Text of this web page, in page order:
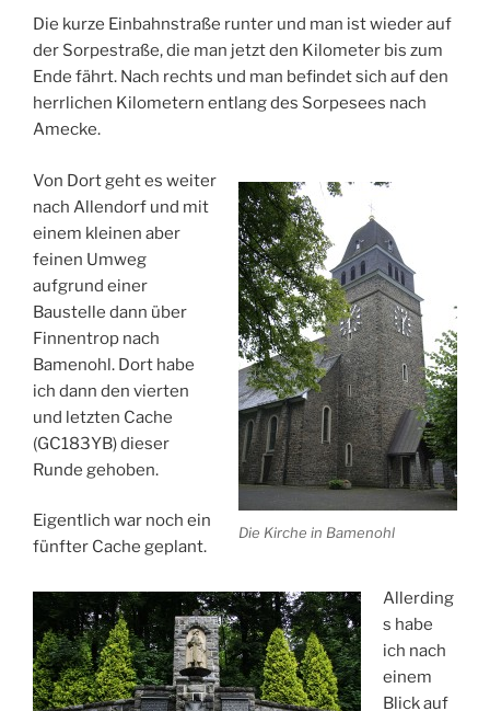
Die kurze Einbahnstraße runter und man ist wieder auf
der Sorpestraße, die man jetzt den Kilometer bis zum
Ende fährt. Nach rechts und man befindet sich auf den
herrlichen Kilometern entlang des Sorpesees nach
Amecke.
Die Kirche in Bamenohl
Von Dort geht es weiter
nach Allendorf und mit
einem kleinen aber
feinen Umweg
aufgrund einer
Baustelle dann über
Finnentrop nach
Bamenohl. Dort habe
ich dann den vierten
und letzten Cache
(GC183YB) dieser
Runde gehoben.
Eigentlich war noch ein
fünfter Cache geplant.
Allerding
s habe
ich nach
einem
Blick auf